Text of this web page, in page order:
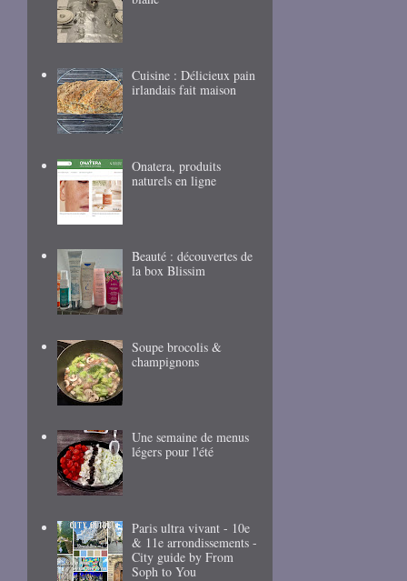
Cuisine : Délicieux pain
irlandais fait maison
Onatera, produits
naturels en ligne
Beauté : découvertes de
la box Blissim
Soupe brocolis &
champignons
Une semaine de menus
légers pour l'été
Paris ultra vivant - 10e
& 11e arrondissements -
City guide by From
Soph to You